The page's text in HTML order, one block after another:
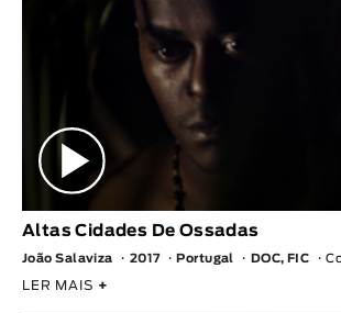
Altas Cidades De Ossadas
João Salaviza 2017 Portugal DOC, FIC
LER MAIS +